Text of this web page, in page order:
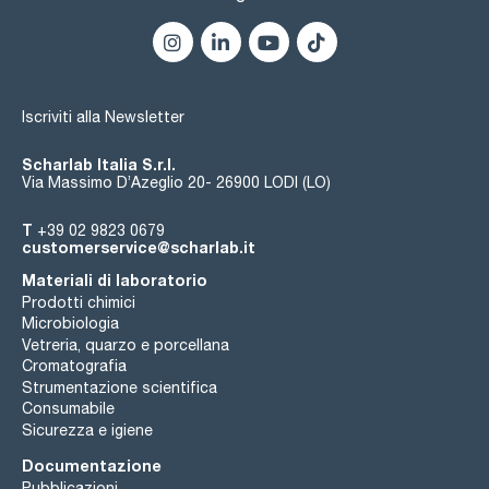
Iscriviti alla Newsletter
Scharlab Italia S.r.l.
Via Massimo D’Azeglio 20- 26900 LODI (LO)
T +39 02 9823 0679
customerservice@scharlab.it
Materiali di laboratorio
Prodotti chimici
Microbiologia
Vetreria, quarzo e porcellana
Cromatografia
Strumentazione scientifica
Consumabile
Sicurezza e igiene
Documentazione